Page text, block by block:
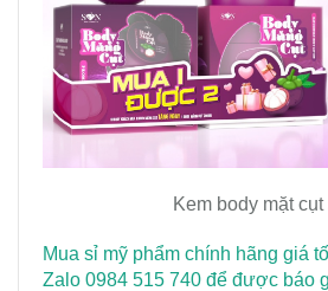
Kem body mặt cụt
Mua sỉ mỹ phẩm chính hãng giá
Zalo 0984 515 740 để được báo